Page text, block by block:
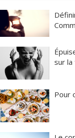
sur la
Pour